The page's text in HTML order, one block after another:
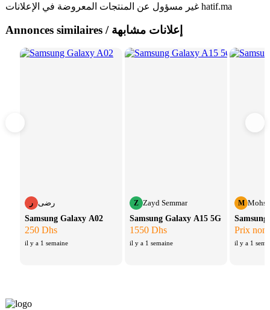
غير مسؤول عن المنتجات المعروضة في الإعلانات hatif.ma
Annonces similaires / إعلانات مشابهة
ر رضى
Samsung Galaxy A02
250 Dhs
il y a 1 semaine
Z Zayd Semmar
Samsung Galaxy A15 5G
1550 Dhs
il y a 1 semaine
M
Prix non
il y a 1